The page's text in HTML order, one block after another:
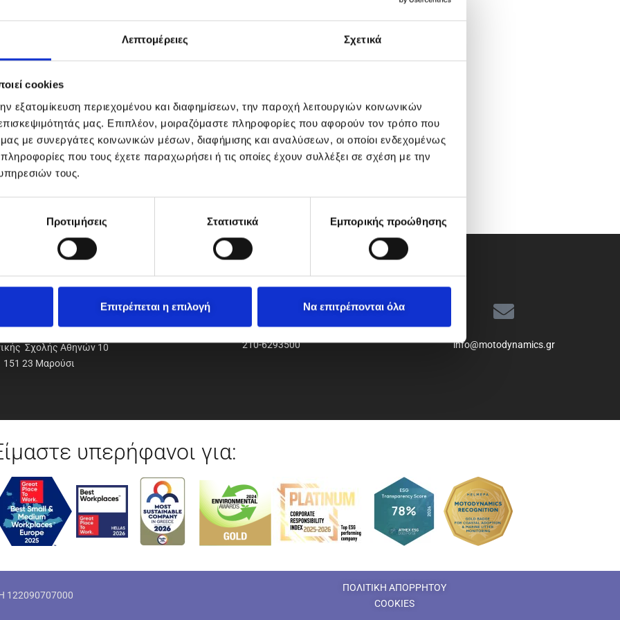
Λεπτομέρειες Σχετικά
cookies
εξατομίκευση περιεχομένου και διαφημίσεων, την παροχή λειτουργιών κοινωνικών
μας. Επιπλέον, μοιραζόμαστε πληροφορίες που αφορούν τον τρόπο που
μας με συνεργάτες κοινωνικών μέσων, διαφήμισης και αναλύσεων, οι οποίοι ενδεχομένως
που τους έχετε παραχωρήσει ή τις οποίες έχουν συλλέξει σε σχέση με την
τους.
Προτιμήσεις Στατιστικά Εμπορικής προώθησης
Επιτρέπεται η επιλογή Να επιτρέπονται όλα
Α.Ε.Ε.
Σχολής Αθηνών 10
151 23 Μαρούσι
210-6293500 info@motodynamics.gr
υπερήφανοι για:
122090707000
ΠΟΛΙΤΙΚΗ ΑΠΟΡΡΗΤΟΥ
COOKIES